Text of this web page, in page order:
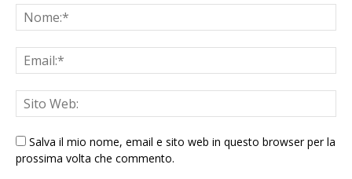
Salva il mio nome, email e sito web in questo browser per la
prossima volta che commento.